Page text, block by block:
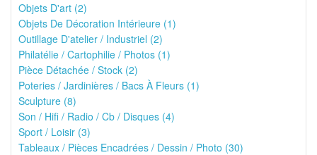
Objets D'art (2)
Objets De Décoration Intérieure (1)
Outillage D'atelier / Industriel (2)
Philatélie / Cartophilie / Photos (1)
Pièce Détachée / Stock (2)
Poteries / Jardinières / Bacs À Fleurs (1)
Sculpture (8)
Son / Hifi / Radio / Cb / Disques (4)
Sport / Loisir (3)
Tableaux / Pièces Encadrées / Dessin / Photo (30)